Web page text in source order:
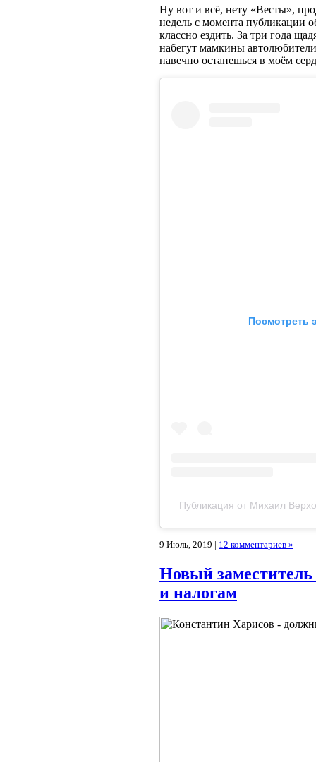
Ну вот и всё, нету «Весты»,
недель с момента публикации
классно ездить. За три года
набегут мамкины
навечно останешься в моём
Посмотреть
Публикация от Михаил
9 Июль, 2019 | 12 комментариев »
Новый
и налогам